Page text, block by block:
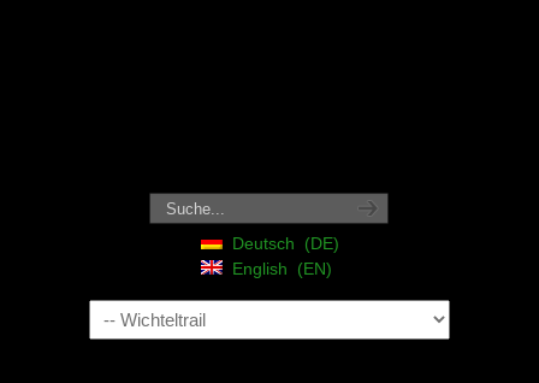
Deutsch
DE
English
EN
Navigation